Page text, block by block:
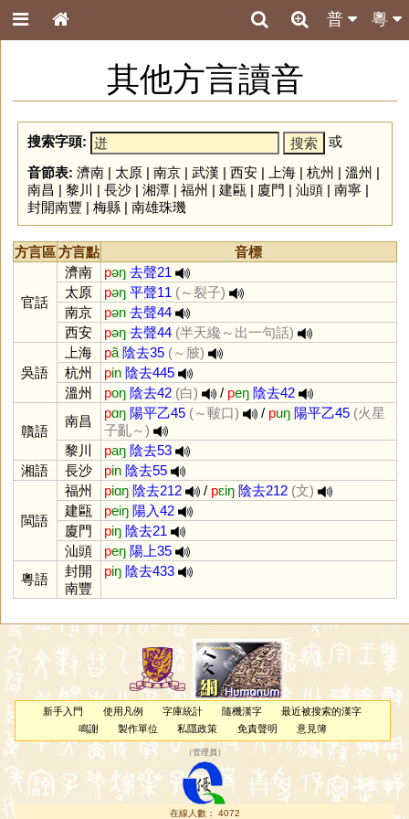
粵
普
其他方言讀音
搜索字頭:
或
音節表: 濟南| 太原| 南京| 武漢 | 西安| 上海| 杭州 | 溫州 |
南昌 | 黎川 | 長沙| 湘潭| 福州 | 建甌 | 廈門 | 汕頭| 南寧|
封開南豐 | 梅縣| 南雄珠璣
方言區方言點 音標
官話
濟南 pəŋ 去聲21
太原
pəŋ 平聲11 (～裂子)
南京
pən 去聲44
西安
pəŋ 去聲44 (半天纔～出一句話)
吳語
上海 pã 陰去35 (～㿭)
杭州
pin 陰去445
溫州
poŋ 陰去42 (白) / peŋ 陰去42
贛語
南昌
pɑŋ 陽平乙45 (～皸口) / puŋ 陽平乙45 (火星
子亂～)
黎川
paŋ 陰去53
湘語
長沙 pin 陰去55
閩語
福州 piɑŋ 陰去212 / pɛiŋ 陰去212 (文)
建甌
peiŋ 陽入42
廈門
piŋ 陰去21
汕頭
peŋ 陽上35
粵語
封開
南豐
piŋ 陰去433
新手入門 使用凡例 字庫統計 隨機漢字
最近被搜索的漢字
鳴謝
製作單位 私隱政策 免責聲明 意見簿
（管理員 ）
在線人數： 4072